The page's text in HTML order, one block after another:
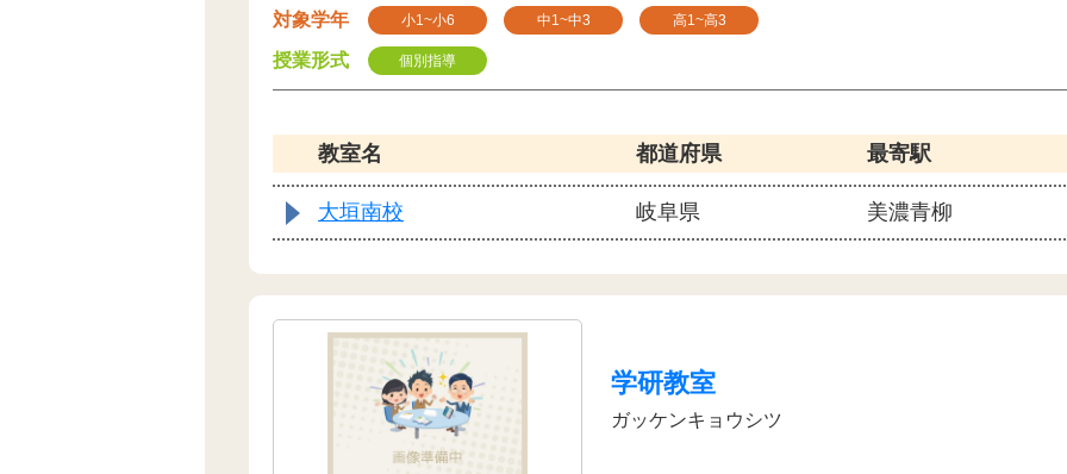
対象学年 小1~小6 中1~中3 高1~高3
授業形式 個別指導
教室名 都道府県 最寄駅
大垣南校 岐阜県 美濃青柳
学研教室
ガッケンキョウシツ